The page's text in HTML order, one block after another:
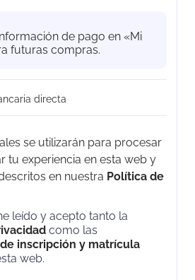
de pago en «Mi
futuras compras.
directa
se utilizarán para procesar
tu experiencia en esta web y
en nuestra Política de
leído y acepto tanto la
como las
inscripción y matrícula
web.